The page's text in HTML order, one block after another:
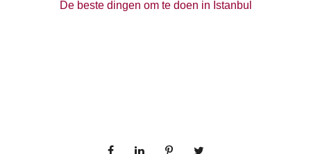
De beste dingen om te doen in Istanbul